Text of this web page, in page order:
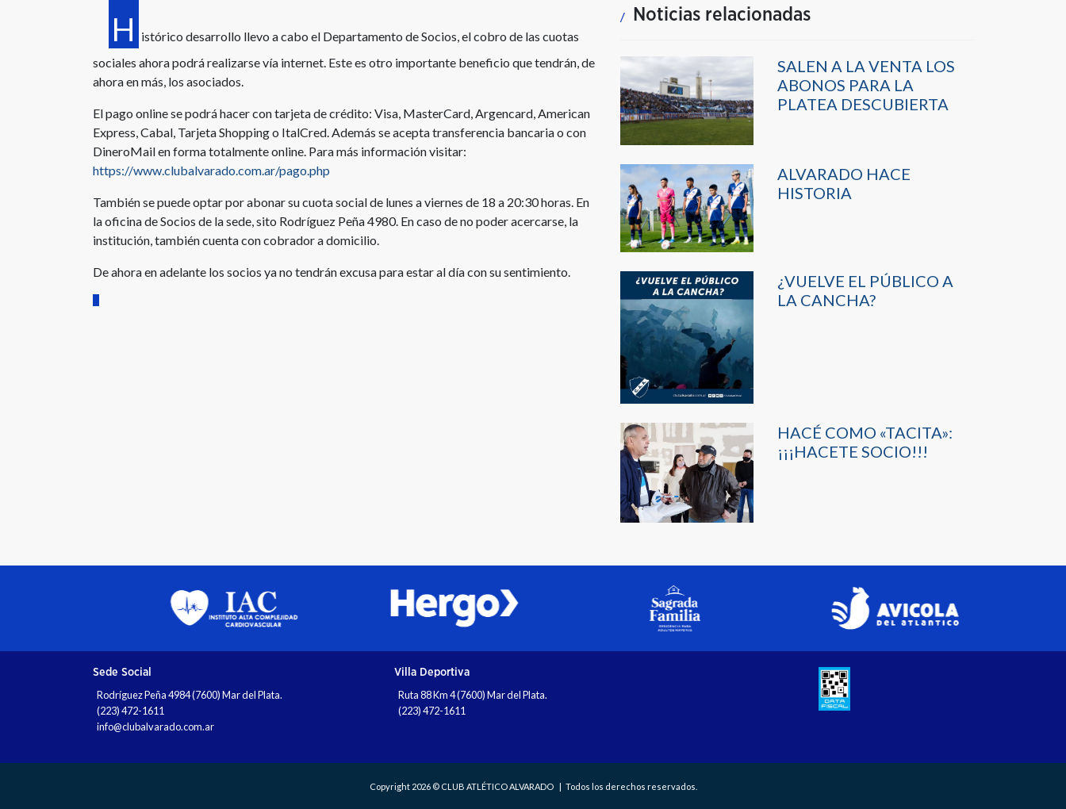
H
istórico desarrollo llevo a cabo el Departamento de Socios, el cobro de las cuotas
sociales ahora podrá realizarse vía internet. Este es otro importante beneficio que tendrán, de
ahora en más, los asociados.
El pago online se podrá hacer con tarjeta de crédito: Visa, MasterCard, Argencard, American
Express, Cabal, Tarjeta Shopping o ItalCred. Además se acepta transferencia bancaria o con
DineroMail en forma totalmente online. Para más información visitar:
https://www.clubalvarado.com.ar/pago.php
También se puede optar por abonar su cuota social de lunes a viernes de 18 a 20:30 horas. En
la oficina de Socios de la sede, sito Rodríguez Peña 4980. En caso de no poder acercarse, la
institución, también cuenta con cobrador a domicilio.
De ahora en adelante los socios ya no tendrán excusa para estar al día con su sentimiento.
Noticias relacionadas
SALEN A LA VENTA LOS
ABONOS PARA LA
PLATEA DESCUBIERTA
ALVARADO HACE
HISTORIA
¿VUELVE EL PÚBLICO A
LA CANCHA?
HACÉ COMO «TACITA»:
¡¡¡HACETE SOCIO!!!
Sede Social
Rodríguez Peña 4984 (7600) Mar del Plata.
(223) 472-1611
info@clubalvarado.com.ar
Villa Deportiva
Ruta 88 Km 4 (7600) Mar del Plata.
(223) 472-1611
Copyright 2026 © CLUB ATLÉTICO ALVARADO Todos los derechos reservados.